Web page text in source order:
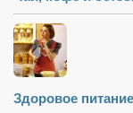
Здоровое